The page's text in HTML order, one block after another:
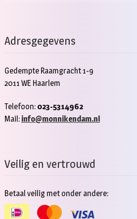
Adresgegevens
Gedempte Raamgracht 1-9
2011 WE Haarlem
Telefoon: 023-5314962
Mail: info@monnikendam.nl
Veilig en vertrouwd
Betaal veilig met onder andere: